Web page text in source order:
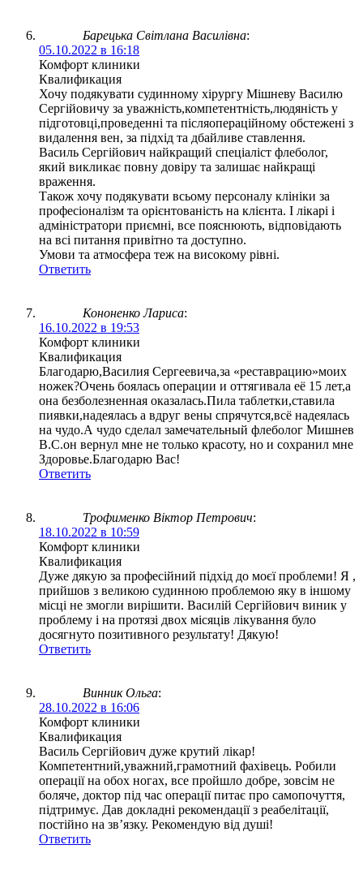
Барецька Світлана Василівна:
05.10.2022 в 16:18
Комфорт клиники
Квалификация
Хочу подякувати судинному хірургу Мішневу Василю
Сергійовичу за уважність,компетентність,людяність у
підготовці,проведенні та післяопераційному обстежені з
видалення вен, за підхід та дбайливе ставлення.
Василь Сергійович найкращий спеціаліст флеболог,
який викликає повну довіру та залишає найкращі
враження.
Також хочу подякувати всьому персоналу клініки за
професіоналізм та орієнтованість на клієнта. І лікарі і
адміністратори приємні, все пояснюють, відповідають
на всі питання привітно та доступно.
Умови та атмосфера теж на високому рівні.
Ответить
Кононенко Лариса:
16.10.2022 в 19:53
Комфорт клиники
Квалификация
Благодарю,Василия Сергеевича,за «реставрацию»моих
ножек?Очень боялась операции и оттягивала её 15 лет,а
она безболезненная оказалась.Пила таблетки,ставила
пиявки,надеялась а вдруг вены спрячутся,всё надеялась
на чудо.А чудо сделал замечательный флеболог Мишнев
В.С.он вернул мне не только красоту, но и сохранил мне
Здоровье.Благодарю Вас!
Ответить
Трофименко Віктор Петрович:
18.10.2022 в 10:59
Комфорт клиники
Квалификация
Дуже дякую за професійний підхід до моєї проблеми! Я ,
прийшов з великою судинною проблемою яку в іншому
місці не змогли вирішити. Василій Сергійович виник у
проблему і на протязі двох місяців лікування було
досягнуто позитивного результату! Дякую!
Ответить
Винник Ольга:
28.10.2022 в 16:06
Комфорт клиники
Квалификация
Василь Сергійович дуже крутий лікар!
Компетентний,уважний,грамотний фахівець. Робили
операції на обох ногах, все пройшло добре, зовсім не
боляче, доктор під час операції питає про самопочуття,
підтримує. Дав докладні рекомендації з реабелітації,
постійно на зв’язку. Рекомендую від душі!
Ответить